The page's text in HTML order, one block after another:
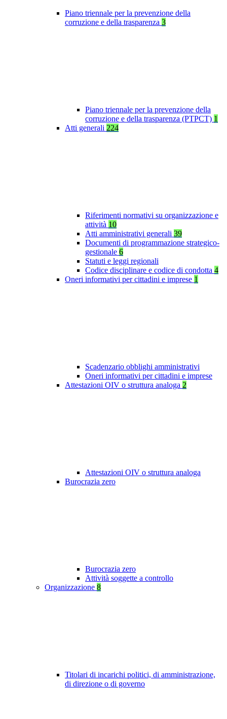
Piano triennale per la prevenzione della
corruzione e della trasparenza 3
Piano triennale per la prevenzione della
corruzione e della trasparenza (PTPCT) 1
Atti generali 224
Riferimenti normativi su organizzazione e
attività 10
Atti amministrativi generali 39
Documenti di programmazione strategico-
gestionale 6
Statuti e leggi regionali
Codice disciplinare e codice di condotta 4
Oneri informativi per cittadini e imprese 1
Scadenzario obblighi amministrativi
Oneri informativi per cittadini e imprese
Attestazioni OIV o struttura analoga 2
Attestazioni OIV o struttura analoga
Burocrazia zero
Burocrazia zero
Attività soggette a controllo
Organizzazione 8
Titolari di incarichi politici, di amministrazione,
di direzione o di governo